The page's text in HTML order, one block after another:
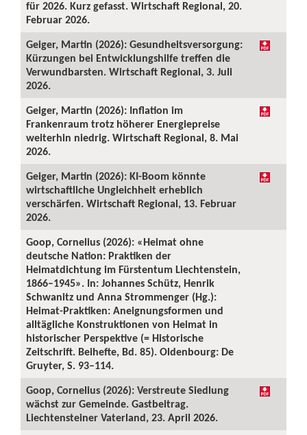
für 2026. Kurz gefasst. Wirtschaft Regional, 20.
Februar 2026.
Geiger, Martin (2026): Gesundheitsversorgung:
Kürzungen bei Entwicklungshilfe treffen die
Verwundbarsten. Wirtschaft Regional, 3. Juli
2026.
Geiger, Martin (2026): Inflation im
Frankenraum trotz höherer Energiepreise
weiterhin niedrig. Wirtschaft Regional, 8. Mai
2026.
Geiger, Martin (2026): KI-Boom könnte
wirtschaftliche Ungleichheit erheblich
verschärfen. Wirtschaft Regional, 13. Februar
2026.
Goop, Cornelius (2026): «Heimat ohne
deutsche Nation: Praktiken der
Heimatdichtung im Fürstentum Liechtenstein,
1866–1945». In: Johannes Schütz, Henrik
Schwanitz und Anna Strommenger (Hg.):
Heimat-Praktiken: Aneignungsformen und
alltägliche Konstruktionen von Heimat in
historischer Perspektive (= Historische
Zeitschrift. Beihefte, Bd. 85). Oldenbourg: De
Gruyter, S. 93–114.
Goop, Cornelius (2026): Verstreute Siedlung
wächst zur Gemeinde. Gastbeitrag.
Liechtensteiner Vaterland, 23. April 2026.